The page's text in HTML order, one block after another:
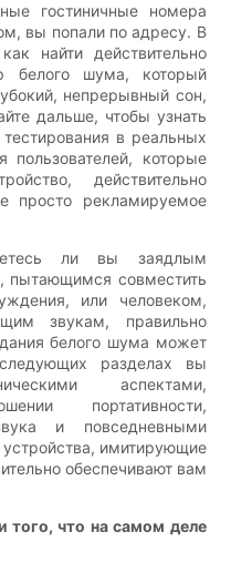
гостиничные номера
вы попали по адресу. В
найти действительно
белого шума, который
непрерывный сон,
дальше, чтобы узнать
в реальных
которые
действительно
просто рекламируемое
ли вы заядлым
пытающимся совместить
или человеком,
звукам, правильно
белого шума может
разделах вы
аспектами,
портативности,
и повседневными
имитирующие
обеспечивают вам
того, что на самом деле